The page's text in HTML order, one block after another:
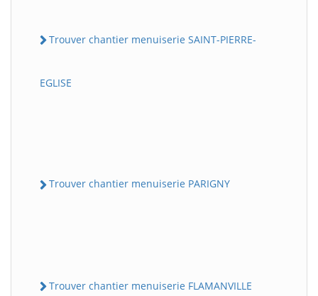
Trouver chantier menuiserie SAINT-PIERRE-
EGLISE
Trouver chantier menuiserie PARIGNY
Trouver chantier menuiserie FLAMANVILLE